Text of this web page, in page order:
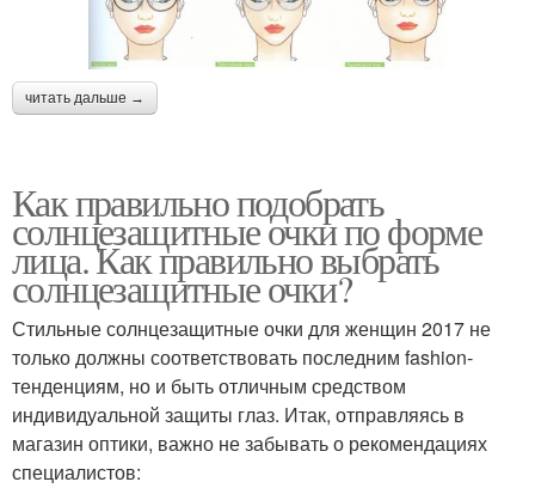
читать дальше →
Как правильно подобрать
солнцезащитные очки по форме
лица. Как правильно выбрать
солнцезащитные очки?
Стильные солнцезащитные очки для женщин 2017 не
только должны соответствовать последним fashion-
тенденциям, но и быть отличным средством
индивидуальной защиты глаз. Итак, отправляясь в
магазин оптики, важно не забывать о рекомендациях
специалистов: